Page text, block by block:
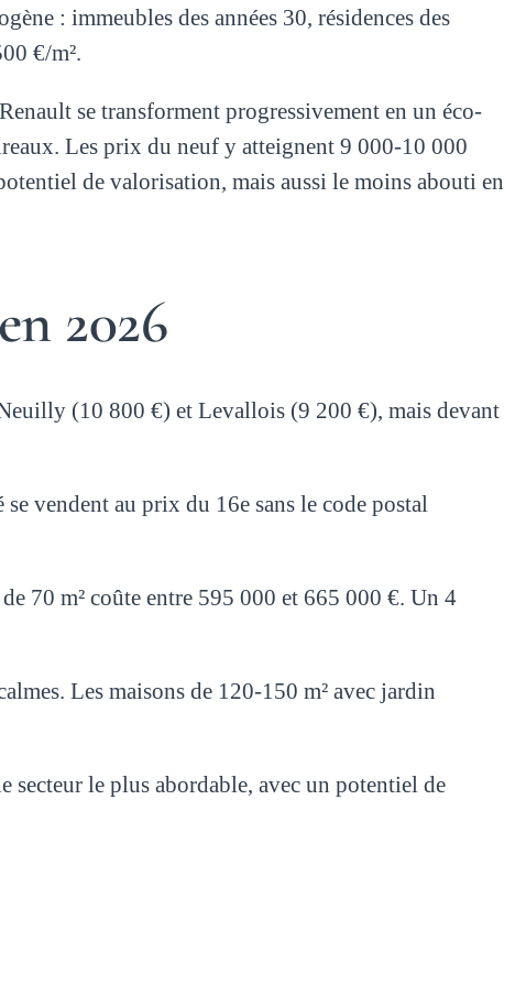
: immeubles des années 30, résidences des
€/m².
se transforment progressivement en un éco-
Les prix du neuf y atteignent 9 000-10 000
de valorisation, mais aussi le moins abouti en
2026
(10 800 €) et Levallois (9 200 €), mais devant
vendent au prix du 16e sans le code postal
70 m² coûte entre 595 000 et 665 000 €. Un 4
Les maisons de 120-150 m² avec jardin
secteur le plus abordable, avec un potentiel de